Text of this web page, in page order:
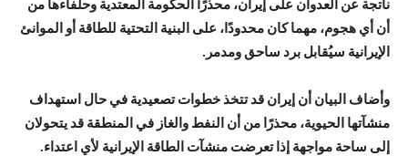
ناتجة عن العدوان على إيران، محذرًا الحكومة المعتدية وحلفاءها من
أن أي هجوم، مهما كان محدودًا، على البنية التحتية للطاقة أو الموانئ
الإيرانية سيُقابل برد ساحق ومدمر.
وأضاف البيان أن إيران قد تتخذ خطوات تصعيدية في حال استهداف
منشآتها الحيوية، محذرًا من أن النفط والغاز في المنطقة قد يتحولان
إلى ساحة مواجهة إذا تعرضت منشآت الطاقة الإيرانية لأي اعتداء.